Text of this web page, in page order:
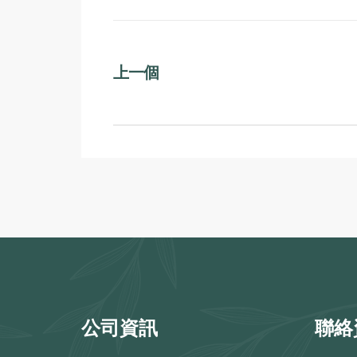
上一個
公司資訊 聯